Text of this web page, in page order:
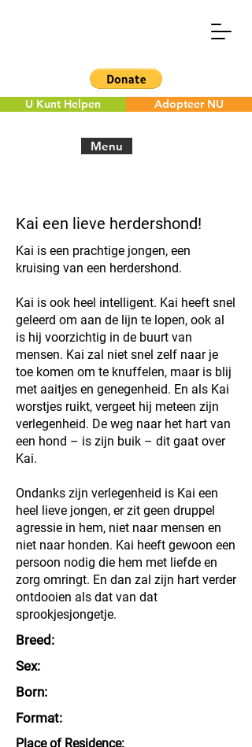
U Kunt Helpen Adopteer NU
Menu
Kai een lieve herdershond!
Kai is een prachtige jongen, een
kruising van een herdershond.
Kai is ook heel intelligent. Kai heeft snel
geleerd om aan de lijn te lopen, ook al
is hij voorzichtig in de buurt van
mensen. Kai zal niet snel zelf naar je
toe komen om te knuffelen, maar is blij
met aaitjes en genegenheid. En als Kai
worstjes ruikt, vergeet hij meteen zijn
verlegenheid. De weg naar het hart van
een hond – is zijn buik – dit gaat over
Kai.
Ondanks zijn verlegenheid is Kai een
heel lieve jongen, er zit geen druppel
agressie in hem, niet naar mensen en
niet naar honden. Kai heeft gewoon een
persoon nodig die hem met liefde en
zorg omringt. En dan zal zijn hart verder
ontdooien als dat van dat
sprookjesjongetje.
Breed:
Sex:
Born:
Format:
Place of Residence: